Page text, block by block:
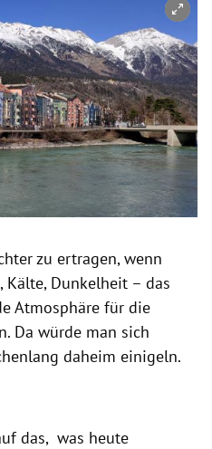
zu ertragen, wenn
Kälte, Dunkelheit – das
Atmosphäre für die
Da würde man sich
daheim einigeln.
das, was heute